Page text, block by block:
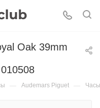
Oak 39mm
— Audemars Piguet —